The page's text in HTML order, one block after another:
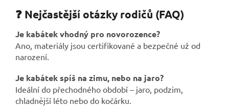
❓ Nejčastější otázky rodičů (FAQ)
Je kabátek vhodný pro novorozence?
Ano, materiály jsou certifikované a bezpečné už od
narození.
Je kabátek spíš na zimu, nebo na jaro?
Ideální do přechodného období – jaro, podzim,
chladnější léto nebo do kočárku.